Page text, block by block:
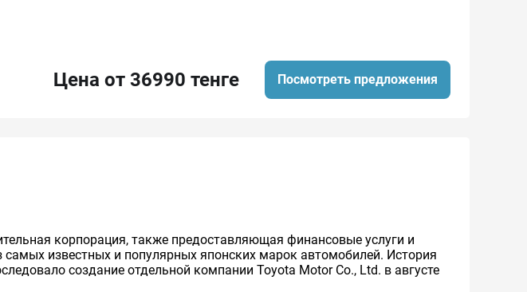
Цена от 36990 тенге Посмотреть предложения
корпорация, также предоставляющая финансовые услуги и
известных и популярных японских марок автомобилей. История
создание отдельной компании Toyota Motor Co., Ltd. в августе